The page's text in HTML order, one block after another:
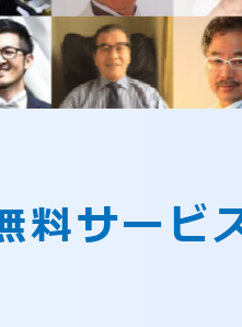
料サービ